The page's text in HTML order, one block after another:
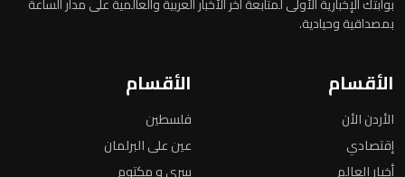
بمصداقية وحيادية.
الأقسام
الأردن الأن
إقتصادي
أخبار العالم
الأقسام
فلسطين
عين على البرلمان
سري و مكتوم